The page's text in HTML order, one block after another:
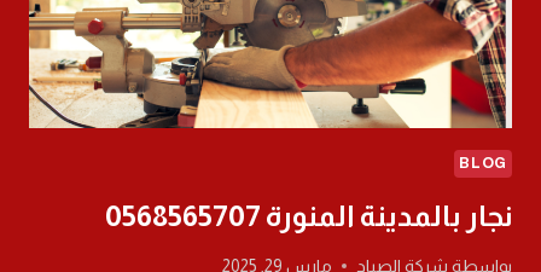
BLOG
نجار بالمدينة المنورة 0568565707
بواسطة شركة الصياد مارس 29, 2025